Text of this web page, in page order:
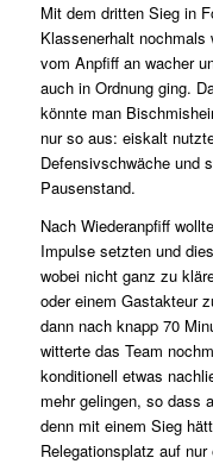
Mit dem dritten Sieg in
Klassenerhalt nochmals
vom Anpfiff an wacher
auch in Ordnung ging.
könnte man
nur so aus: eiskalt
Defensivschwäche und
Pausenstand.
Nach Wiederanpfiff
Impulse setzten und
wobei nicht ganz zu
oder einem Gastakteur
dann nach knapp 70
witterte das Team
konditionell etwas
mehr gelingen, so dass
denn mit einem Sieg
Relegationsplatz auf